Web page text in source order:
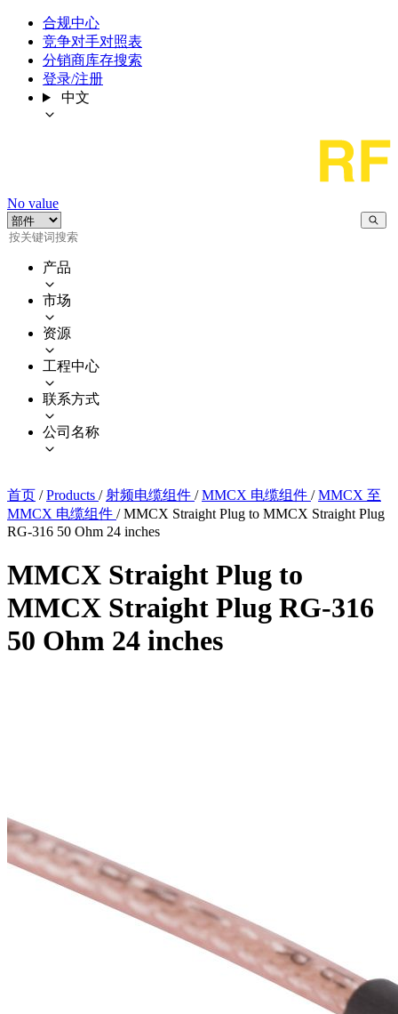
合规中心
竞争对手对照表
分销商库存搜索
登录/注册
中文
No value
产品
市场
资源
工程中心
联系方式
公司名称
首页 / Products / 射频电缆组件 / MMCX 电缆组件 / MMCX 至
MMCX 电缆组件 / MMCX Straight Plug to MMCX Straight Plug
RG-316 50 Ohm 24 inches
MMCX Straight Plug to
MMCX Straight Plug RG-316
50 Ohm 24 inches